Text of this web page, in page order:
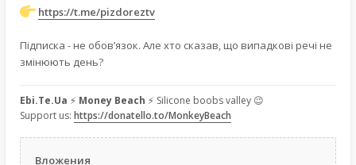
https://t.me/pizdoreztv
Підписка - не обов’язок. Але хто сказав, що випадкові речі не
змінюють день?
Ebi.Te.Ua ⚡ Money Beach ⚡ Silicone boobs valley 😉
Support us: https://donatello.to/MonkeyBeach
Вложения